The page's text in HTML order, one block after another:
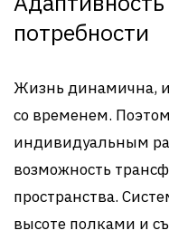
потребности
Жизнь динамична, и
со временем.
индивидуальным
возможность
пространства.
высоте полками и